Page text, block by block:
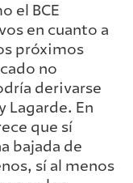
el BCE
en cuanto a
próximos
no
derivarse
Lagarde. En
que sí
bajada de
sí al menos